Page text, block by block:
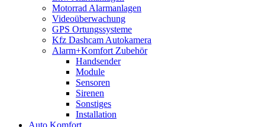
Motorrad Alarmanlagen
Videoüberwachung
GPS Ortungssysteme
Kfz Dashcam Autokamera
Alarm+Komfort Zubehör
Handsender
Module
Sensoren
Sirenen
Sonstiges
Installation
Auto Komfort